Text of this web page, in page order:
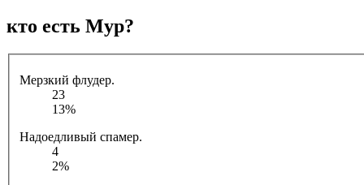
кто есть Мур?
Мерзкий флудер.
23
13%
Надоедливый спамер.
4
2%